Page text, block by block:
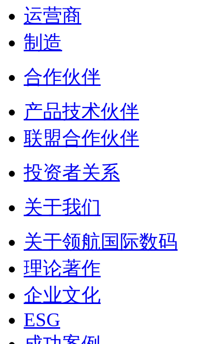
运营商
制造
合作伙伴
产品技术伙伴
联盟合作伙伴
投资者关系
关于我们
关于领航国际数码
理论著作
企业文化
ESG